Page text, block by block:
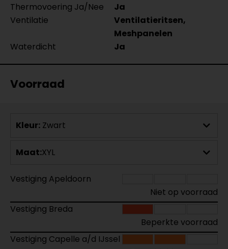
Thermovoering Ja/Nee
Ja
Ventilatie
Ventilatieritsen,
Meshpanelen
Waterdicht
Ja
Voorraad
Kleur: Zwart
Maat:XYL
Vestiging Apeldoorn
Niet op voorraad
Vestiging Breda
Beperkte voorraad
Vestiging Capelle a/d IJssel